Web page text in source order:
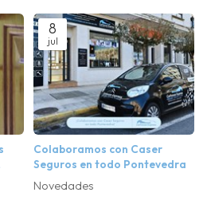
8
jul
Colaboramos con Caser
Seguros en todo Pontevedra
Novedades